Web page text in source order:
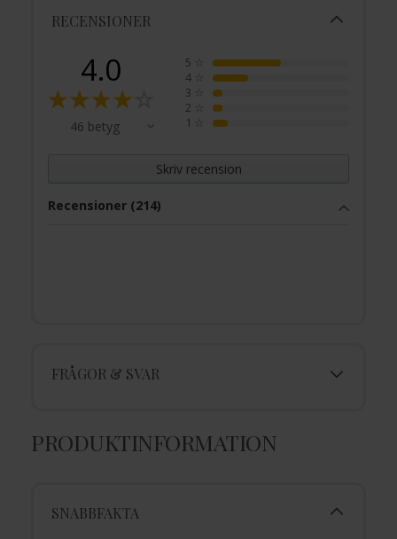
RECENSIONER
4.0
46 betyg
5
4
3
2
1
Skriv recension
Recensioner (214)
FRÅGOR & SVAR
PRODUKTINFORMATION
SNABBFAKTA